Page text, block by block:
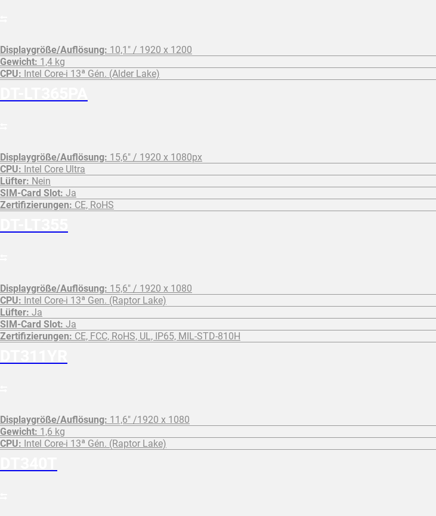
Displaygröße/Auflösung: 10,1" / 1920 x 1200
Gewicht: 1,4 kg
CPU: Intel Core-i 13ª Gén. (Alder Lake)
Displaygröße/Auflösung: 15,6" / 1920 x 1080px
CPU: Intel Core Ultra
Lüfter: Nein
SIM-Card Slot: Ja
Zertifizierungen: CE, RoHS
Displaygröße/Auflösung: 15,6" / 1920 x 1080
CPU: Intel Core-i 13ª Gen. (Raptor Lake)
Lüfter: Ja
SIM-Card Slot: Ja
Zertifizierungen: CE, FCC, RoHS, UL, IP65, MIL-STD-810H
Displaygröße/Auflösung: 11,6" /1920 x 1080
Gewicht: 1,6 kg
CPU: Intel Core-i 13ª Gén. (Raptor Lake)